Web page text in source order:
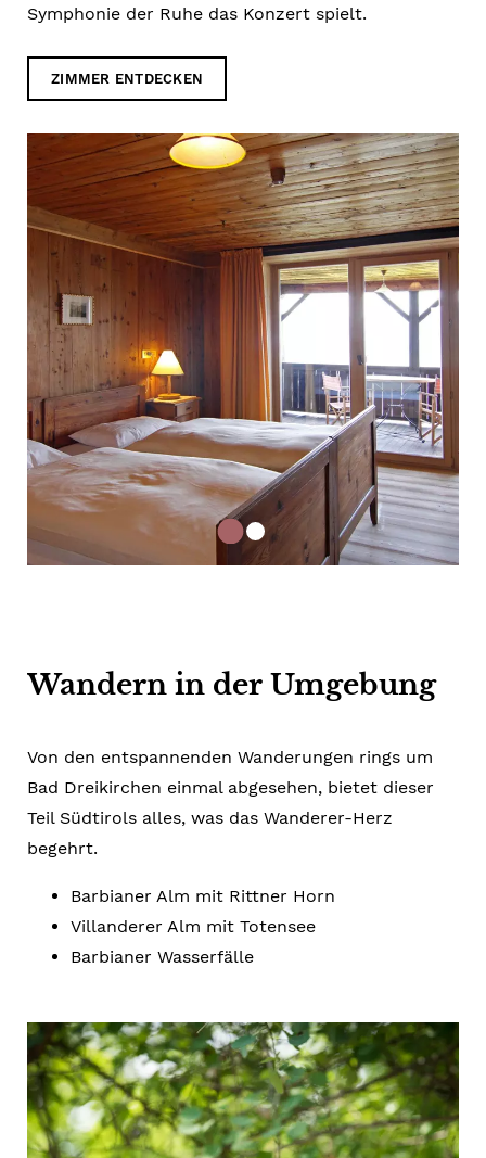
Symphonie der Ruhe das Konzert spielt.
ZIMMER ENTDECKEN
Wandern in der Umgebung
Von den entspannenden Wanderungen rings um
Bad Dreikirchen einmal abgesehen, bietet dieser
Teil Südtirols alles, was das Wanderer-Herz
begehrt.
Barbianer Alm mit Rittner Horn
Villanderer Alm mit Totensee
Barbianer Wasserfälle